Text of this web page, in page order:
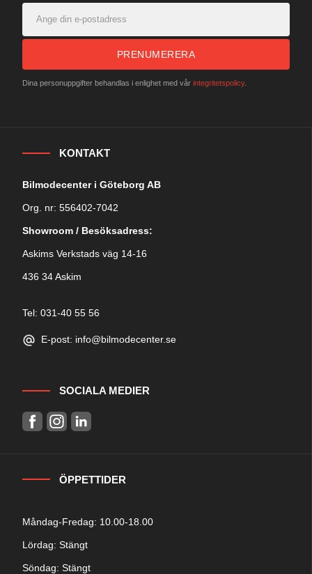
PRENUMERERA
Dina personuppgifter behandlas i enlighet med vår integritetspolicy.
KONTAKT
Bilmodecenter i Göteborg AB
Org. nr: 556402-7042
Showroom / Besöksadress:
Askims Verkstads väg 14-16
436 34 Askim
Tel: 031-40 55 56
E-post: info@bilmodecenter.se
SOCIALA MEDIER
ÖPPETTIDER
Måndag-Fredag: 10.00-18.00
Lördag: Stängt
Söndag: Stängt